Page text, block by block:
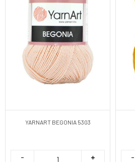
YARNART BEGONIA 5303